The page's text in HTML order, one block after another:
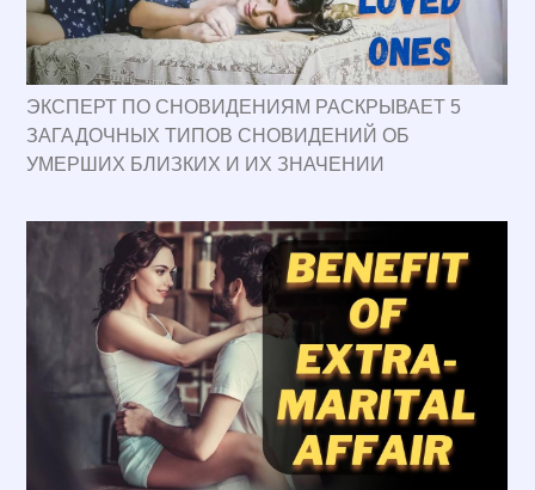
ЭКСПЕРТ ПО СНОВИДЕНИЯМ РАСКРЫВАЕТ 5
ЗАГАДОЧНЫХ ТИПОВ СНОВИДЕНИЙ ОБ
УМЕРШИХ БЛИЗКИХ И ИХ ЗНАЧЕНИИ